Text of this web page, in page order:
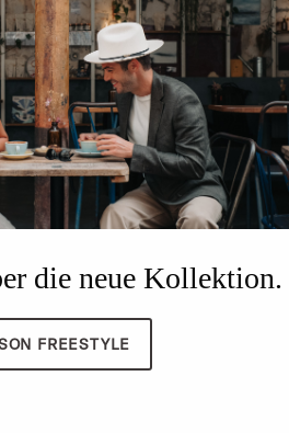
die neue Kollektion.
FREESTYLE